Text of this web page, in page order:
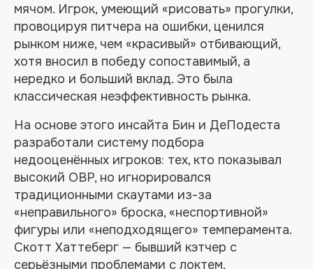
мячом. Игрок, умеющий «рисовать» прогулки,
провоцируя питчера на ошибки, ценился
рынком ниже, чем «красивый» отбивающий,
хотя вносил в победу сопоставимый, а
нередко и больший вклад. Это была
классическая неэффективность рынка.
На основе этого инсайта Бин и ДеПодеста
разработали систему подбора
недооценённых игроков: тех, кто показывал
высокий OBP, но игнорировался
традиционными скаутами из-за
«неправильного» броска, «неспортивной»
фигуры или «неподходящего» темперамента.
Скотт Хаттеберг — бывший кэтчер с
серьёзными проблемами с локтем,